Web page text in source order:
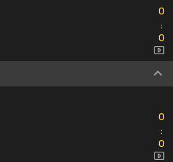
0
:0
0
0
:0
0